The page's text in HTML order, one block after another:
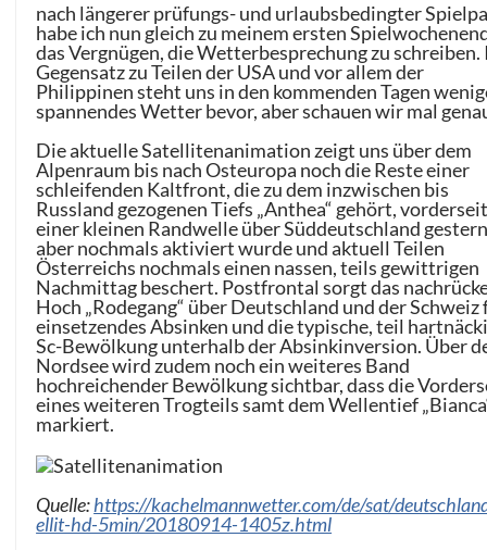
nach längerer prüfungs- und urlaubsbedingter
habe ich nun gleich zu meinem ersten
das Vergnügen, die Wetterbesprechung zu schreiben.
Gegensatz zu Teilen der USA und vor allem der
Philippinen steht uns in den kommenden Tagen
spannendes Wetter bevor, aber schauen wir mal
Die aktuelle Satellitenanimation zeigt uns über dem
Alpenraum bis nach Osteuropa noch die Reste einer
schleifenden Kaltfront, die zu dem inzwischen bis
Russland gezogenen Tiefs „Anthea“ gehört,
einer kleinen Randwelle über Süddeutschland
aber nochmals aktiviert wurde und aktuell Teilen
Österreichs nochmals einen nassen, teils gewittrigen
Nachmittag beschert. Postfrontal sorgt das
Hoch „Rodegang“ über Deutschland und der Schweiz
einsetzendes Absinken und die typische, teil
Sc-Bewölkung unterhalb der Absinkinversion. Über
Nordsee wird zudem noch ein weiteres Band
hochreichender Bewölkung sichtbar, dass die
eines weiteren Trogteils samt dem Wellentief
markiert.
Quelle:https://kachelmannwetter.com/de/sat/
ellit-hd-5min/20180914-1405z.html